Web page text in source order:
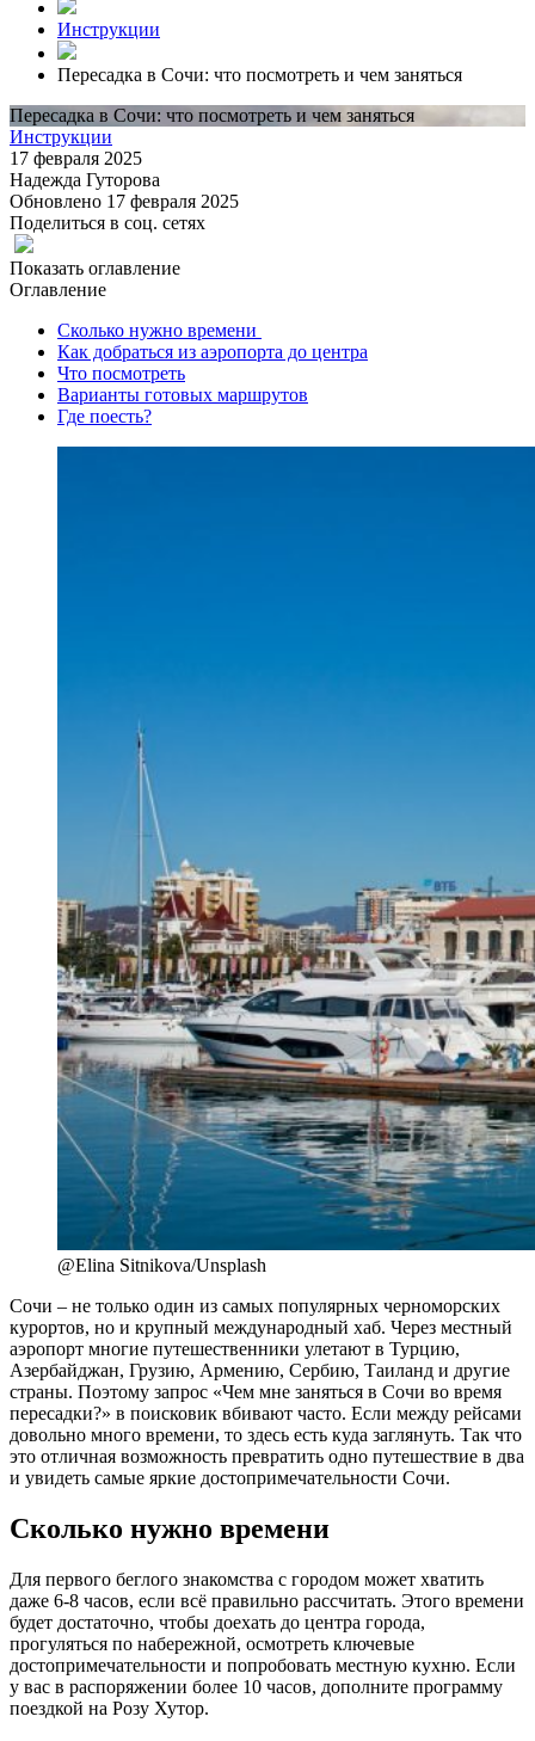
Инструкции
Пересадка в Сочи: что посмотреть и чем заняться
Пересадка в Сочи: что посмотреть и чем заняться
Инструкции
17 февраля 2025
Надежда Гуторова
Обновлено 17 февраля 2025
Поделиться в соц. сетях
Показать оглавление
Оглавление
Сколько нужно времени
Как добраться из аэропорта до центра
Что посмотреть
Варианты готовых маршрутов
Где поесть?
@Elina Sitnikova/Unsplash
Сочи – не только один из самых популярных черноморских
курортов, но и крупный международный хаб. Через местный
аэропорт многие путешественники улетают в Турцию,
Азербайджан, Грузию, Армению, Сербию, Таиланд и другие
страны. Поэтому запрос «Чем мне заняться в Сочи во время
пересадки?» в поисковик вбивают часто. Если между рейсами
довольно много времени, то здесь есть куда заглянуть. Так что
это отличная возможность превратить одно путешествие в два
и увидеть самые яркие достопримечательности Сочи.
Сколько нужно времени
Для первого беглого знакомства с городом может хватить
даже 6-8 часов, если всё правильно рассчитать. Этого времени
будет достаточно, чтобы доехать до центра города,
прогуляться по набережной, осмотреть ключевые
достопримечательности и попробовать местную кухню. Если
у вас в распоряжении более 10 часов, дополните программу
поездкой на Розу Хутор.